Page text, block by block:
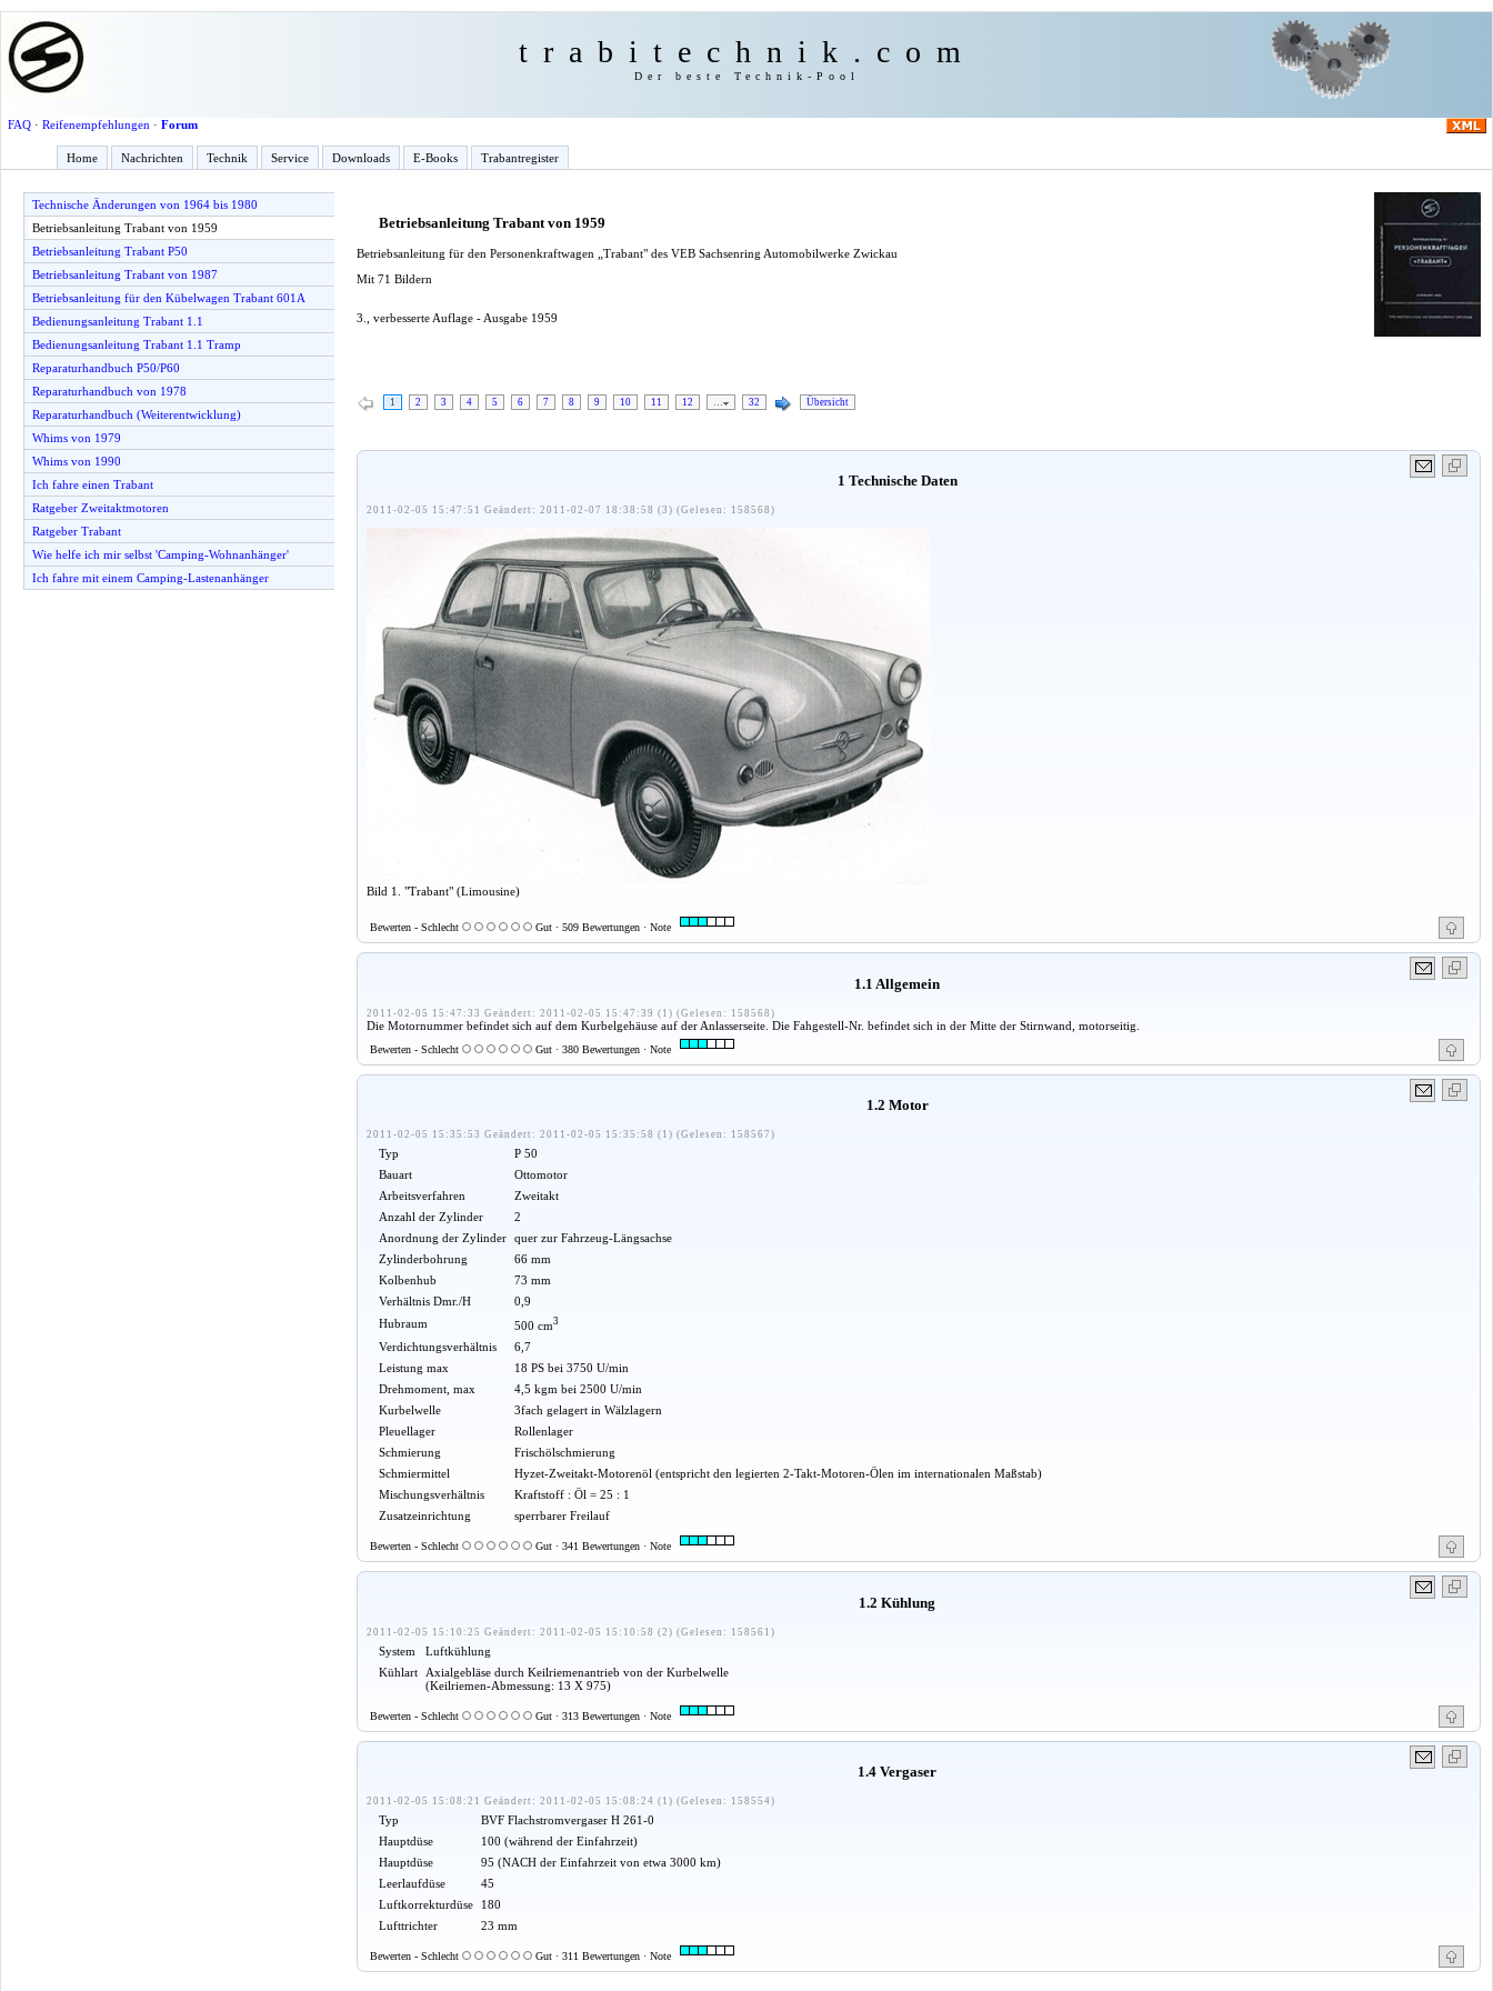
trabitechnik.com
Der beste Technik-Pool
FAQ· Reifenempfehlungen · Forum
Home Nachrichten Technik Service Downloads E-Books Trabantregister
Technische Änderungen von 1964 bis 1980
Betriebsanleitung Trabant von 1959
Betriebsanleitung Trabant P50
Betriebsanleitung Trabant von 1987
Betriebsanleitung für den Kübelwagen Trabant 601A
Bedienungsanleitung Trabant 1.1
Bedienungsanleitung Trabant 1.1 Tramp
Reparaturhandbuch P50/P60
Reparaturhandbuch von 1978
Reparaturhandbuch (Weiterentwicklung)
Whims von 1979
Whims von 1990
Ich fahre einen Trabant
Ratgeber Zweitaktmotoren
Ratgeber Trabant
Wie helfe ich mir selbst 'Camping-Wohnanhänger'
Ich fahre mit einem Camping-Lastenanhänger
Betriebsanleitung Trabant von 1959
Betriebsanleitung für den Personenkraftwagen „Trabant" des VEB Sachsenring Automobilwerke Zwickau
Mit 71 Bildern
3., verbesserte Auflage - Ausgabe 1959
1 2 3 4 5 6 7 8 9 10 11 12 32 Übersicht
1 Technische Daten
2011-02-05 15:47:51 Geändert: 2011-02-07 18:38:58 (3) (Gelesen: 158568)
Bild 1. "Trabant" (Limousine)
Bewerten - Schlecht Gut · 509 Bewertungen · Note
1.1 Allgemein
2011-02-05 15:47:33 Geändert: 2011-02-05 15:47:39 (1) (Gelesen: 158568)
Die Motornummer befindet sich auf dem Kurbelgehäuse auf der Anlasserseite. Die Fahgestell-Nr. befindet sich in der Mitte der Stirnwand, motorseitig.
Bewerten - Schlecht Gut · 380 Bewertungen · Note
1.2 Motor
2011-02-05 15:35:53 Geändert: 2011-02-05 15:35:58 (1) (Gelesen: 158567)
Typ
P 50
Bauart
Ottomotor
Arbeitsverfahren
Zweitakt
Anzahl der Zylinder
2
Anordnung der Zylinder quer zur Fahrzeug-Längsachse
Zylinderbohrung
66 mm
Kolbenhub
73 mm
Verhältnis Dmr./H
0,9
Hubraum
500 cm3
Verdichtungsverhältnis
6,7
Leistung max
18 PS bei 3750 U/min
Drehmoment, max
4,5 kgm bei 2500 U/min
Kurbelwelle
3fach gelagert in Wälzlagern
Pleuellager
Rollenlager
Schmierung
Frischölschmierung
Schmiermittel
Hyzet-Zweitakt-Motorenöl (entspricht den legierten 2-Takt-Motoren-Ölen im internationalen Maßstab)
Mischungsverhältnis
Kraftstoff : Öl = 25 : 1
Zusatzeinrichtung
sperrbarer Freilauf
Bewerten - Schlecht Gut · 341 Bewertungen · Note
1.2 Kühlung
2011-02-05 15:10:25 Geändert: 2011-02-05 15:10:58 (2) (Gelesen: 158561)
System
Luftkühlung
Kühlart
Axialgebläse durch Keilriemenantrieb von der Kurbelwelle
(Keilriemen-Abmessung: 13 X 975)
Bewerten - Schlecht Gut · 313 Bewertungen · Note
1.4 Vergaser
2011-02-05 15:08:21 Geändert: 2011-02-05 15:08:24 (1) (Gelesen: 158554)
Typ
BVF Flachstromvergaser H 261-0
Hauptdüse
100 (während der Einfahrzeit)
Hauptdüse
95 (NACH der Einfahrzeit von etwa 3000 km)
Leerlaufdüse
45
Luftkorrekturdüse
180
Lufttrichter
23 mm
Bewerten - Schlecht Gut · 311 Bewertungen · Note